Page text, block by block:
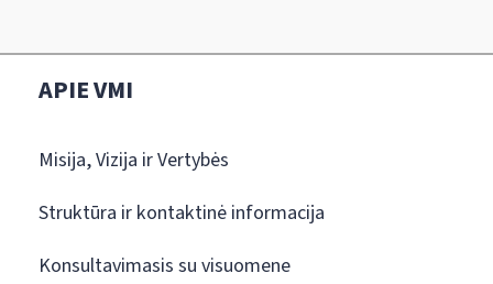
APIE VMI
Misija, Vizija ir Vertybės
Struktūra ir kontaktinė informacija
Konsultavimasis su visuomene